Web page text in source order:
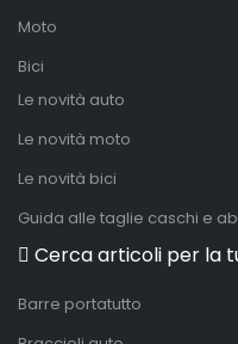
Moto
Bici
Le novità auto
Le novità moto
Le novità bici
Guida alle taglie caschi e
Cerca articoli per la
Barre portatutto